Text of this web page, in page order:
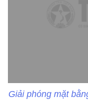
Giải phóng mặt